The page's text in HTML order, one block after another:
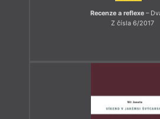
Recenze a reflexe –
Z čísla 6/2017